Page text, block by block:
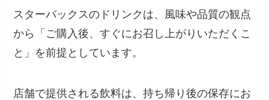
スターバックスのドリンクは、風味や品質の観点
から「ご購入後、すぐにお召し上がりいただくこ
と」を前提としています。
店舗で提供される飲料は、持ち帰り後の保存にお